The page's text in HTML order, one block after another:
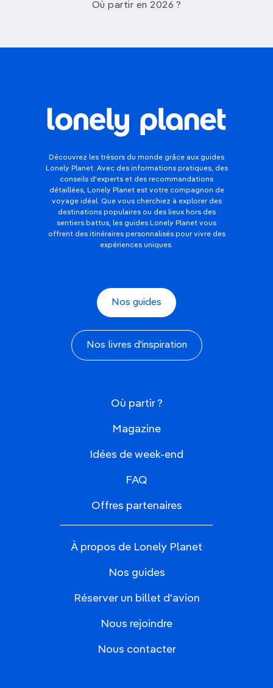
Où partir en 2026 ?
Découvrez les trésors du monde grâce aux guides
Lonely Planet. Avec des informations pratiques, des
conseils d'experts et des recommandations
détaillées, Lonely Planet est votre compagnon de
voyage idéal. Que vous cherchiez à explorer des
destinations populaires ou des lieux hors des
sentiers battus, les guides Lonely Planet vous
offrent des itinéraires personnalisés pour vivre des
expériences uniques.
Nos guides
Nos livres d'inspiration
Où partir ?
Magazine
Idées de week-end
FAQ
Offres partenaires
À propos de Lonely Planet
Nos guides
Réserver un billet d'avion
Nous rejoindre
Nous contacter